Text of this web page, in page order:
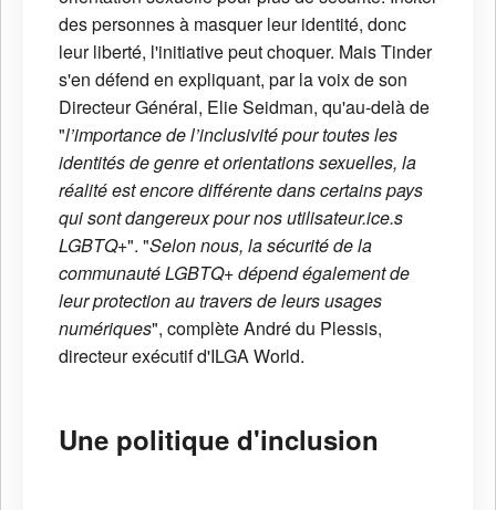
des personnes à masquer leur identité, donc
leur liberté, l'initiative peut choquer. Mais Tinder
s'en défend en expliquant, par la voix de son
Directeur Général, Elie Seidman, qu'au-delà de
"l’importance de l’inclusivité pour toutes les
identités de genre et orientations sexuelles, la
réalité est encore différente dans certains pays
qui sont dangereux pour nos utilisateur.ice.s
LGBTQ+". "Selon nous, la sécurité de la
communauté LGBTQ+ dépend également de
leur protection au travers de leurs usages
numériques", complète André du Plessis,
directeur exécutif d'ILGA World.
Une politique d'inclusion